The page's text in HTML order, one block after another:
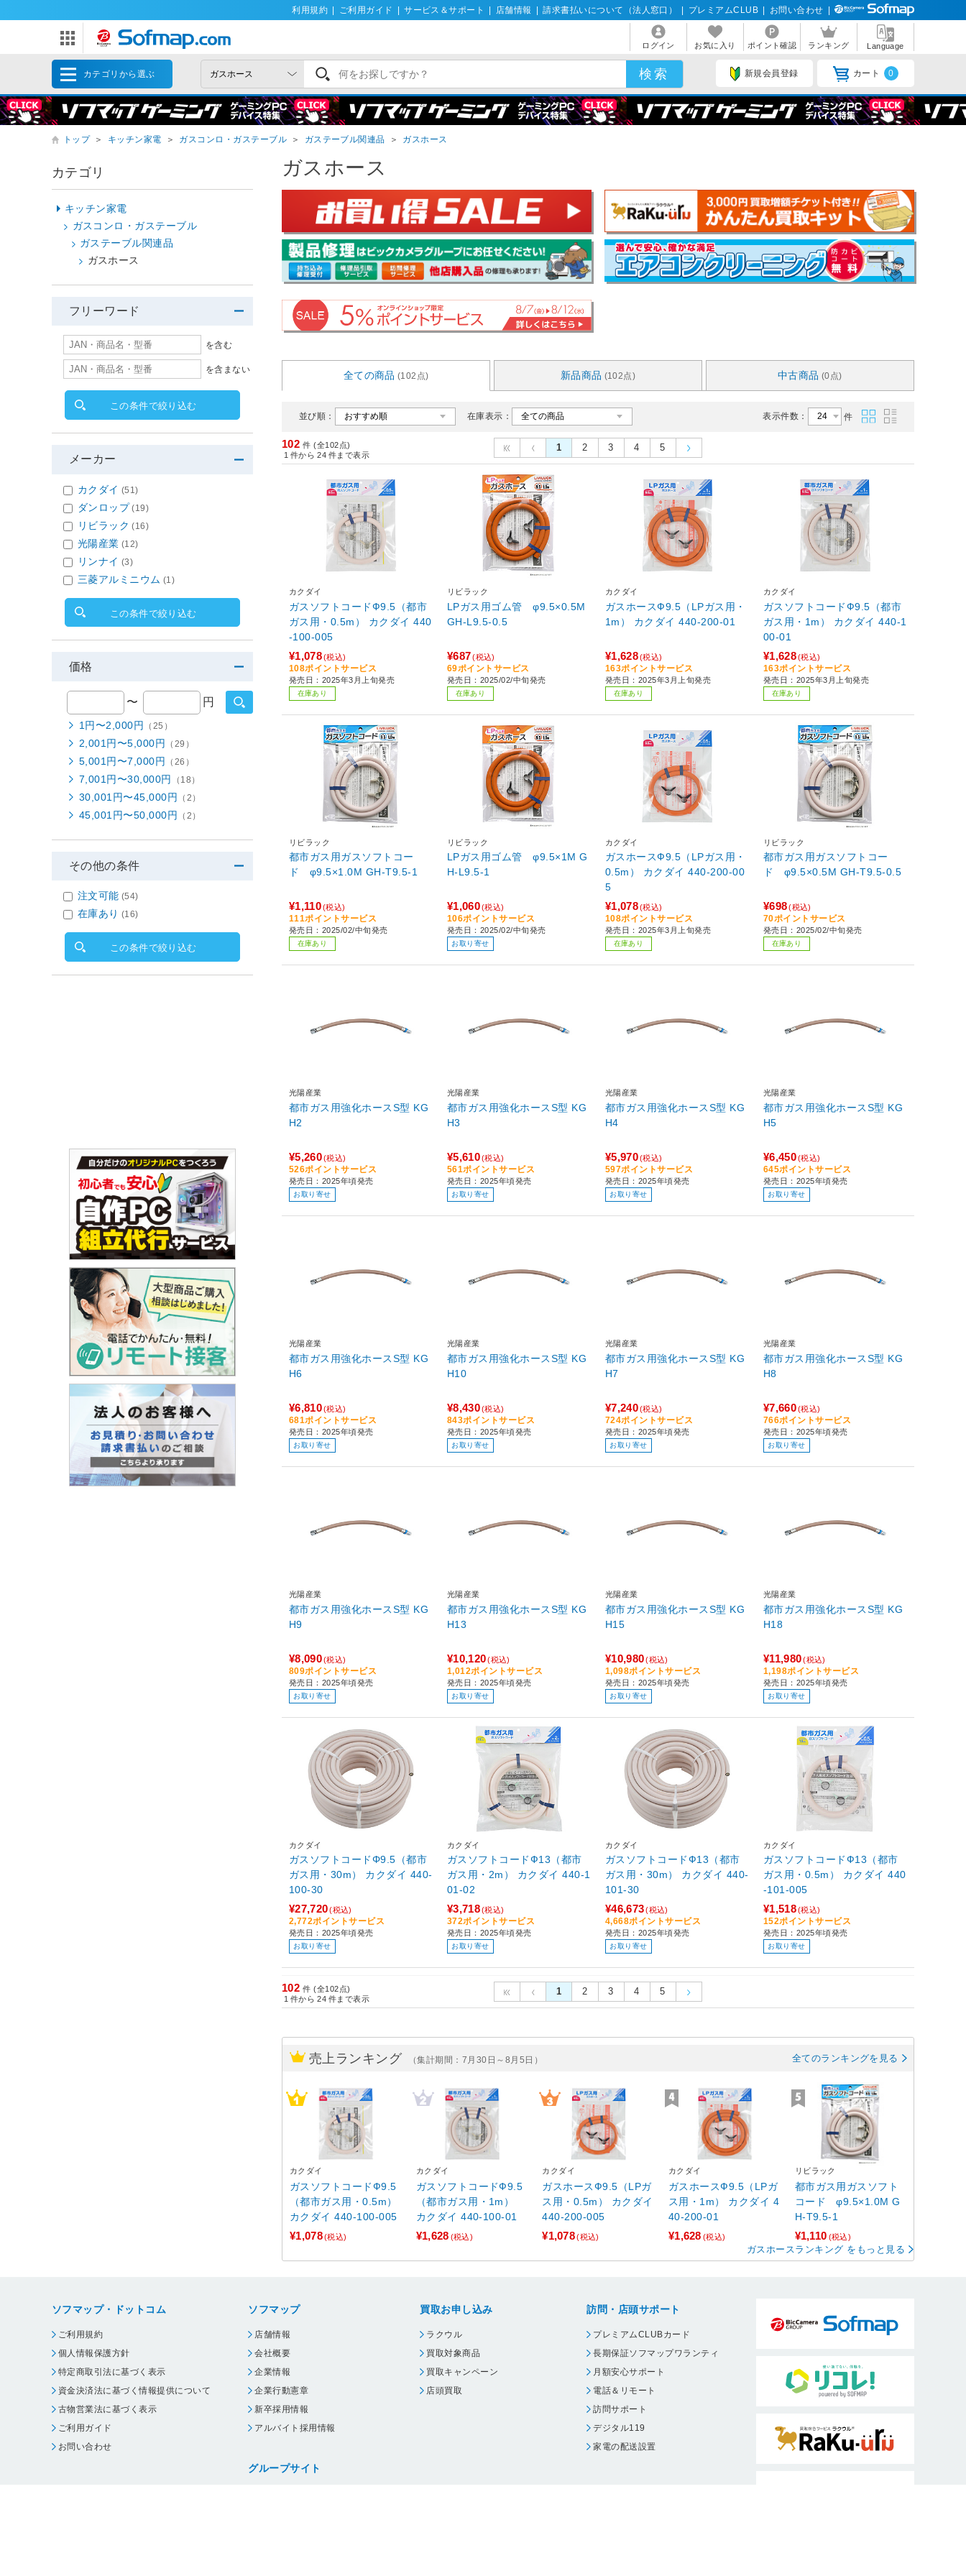
利用規約 ご利用ガイド サービス＆サポート 店舗情報 請求書払いについて（法人窓口） プレミアムCLUB お問い合わせ
ログイン お気に入り ポイント確認 ランキング Language
カテゴリから選ぶ 新規会員登録 カート 0
トップ ＞ キッチン家電 ＞ ガスコンロ・ガステーブル ＞ ガステーブル関連品 ＞ ガスホース
ガスホース
全ての商品 (102点) 新品商品 (102点) 中古商品 (0点)
並び順： 在庫表示： 表示件数： 件
102 件 (全102点)
1 件から 24 件まで表示
1 2 3 4 5
カクダイ
ガスソフトコードФ9.5（都市
ガス用・0.5m） カクダイ 440
-100-005
¥1,078(税込)
108ポイントサービス
発売日：2025年3月上旬発売
在庫あり
リビラック
LPガス用ゴム管 φ9.5×0.5M
GH-L9.5-0.5
¥687 (税込)
69ポイントサービス
発売日：2025/02/中旬発売
在庫あり
カクダイ
ガスホースФ9.5（LPガス用・
1m） カクダイ 440-200-01
¥1,628(税込)
163ポイントサービス
発売日：2025年3月上旬発売
在庫あり
カクダイ
ガスソフトコードФ9.5（都市
ガス用・1m） カクダイ 440-1
00-01
¥1,628(税込)
163ポイントサービス
発売日：2025年3月上旬発売
在庫あり
リビラック
都市ガス用ガスソフトコー
ド φ9.5×1.0M GH-T9.5-1
¥1,110(税込)
111ポイントサービス
発売日：2025/02/中旬発売
在庫あり
リビラック
LPガス用ゴム管 φ9.5×1M G
H-L9.5-1
¥1,060(税込)
106ポイントサービス
発売日：2025/02/中旬発売
お取り寄せ
カクダイ
ガスホースФ9.5（LPガス用・
0.5m） カクダイ 440-200-00
5
¥1,078(税込)
108ポイントサービス
発売日：2025年3月上旬発売
在庫あり
リビラック
都市ガス用ガスソフトコー
ド φ9.5×0.5M GH-T9.5-0.5
¥698 (税込)
70ポイントサービス
発売日：2025/02/中旬発売
在庫あり
光陽産業
都市ガス用強化ホースS型 KG
H2
¥5,260(税込)
526ポイントサービス
発売日：2025年頃発売
お取り寄せ
光陽産業
都市ガス用強化ホースS型 KG
H3
¥5,610(税込)
561ポイントサービス
発売日：2025年頃発売
お取り寄せ
光陽産業
都市ガス用強化ホースS型 KG
H4
¥5,970(税込)
597ポイントサービス
発売日：2025年頃発売
お取り寄せ
光陽産業
都市ガス用強化ホースS型 KG
H5
¥6,450(税込)
645ポイントサービス
発売日：2025年頃発売
お取り寄せ
光陽産業
都市ガス用強化ホースS型 KG
H6
¥6,810(税込)
681ポイントサービス
発売日：2025年頃発売
お取り寄せ
光陽産業
都市ガス用強化ホースS型 KG
H10
¥8,430(税込)
843ポイントサービス
発売日：2025年頃発売
お取り寄せ
光陽産業
都市ガス用強化ホースS型 KG
H7
¥7,240(税込)
724ポイントサービス
発売日：2025年頃発売
お取り寄せ
光陽産業
都市ガス用強化ホースS型 KG
H8
¥7,660(税込)
766ポイントサービス
発売日：2025年頃発売
お取り寄せ
光陽産業
都市ガス用強化ホースS型 KG
H9
¥8,090(税込)
809ポイントサービス
発売日：2025年頃発売
お取り寄せ
光陽産業
都市ガス用強化ホースS型 KG
H13
¥10,120(税込)
1,012ポイントサービス
発売日：2025年頃発売
お取り寄せ
光陽産業
都市ガス用強化ホースS型 KG
H15
¥10,980(税込)
1,098ポイントサービス
発売日：2025年頃発売
お取り寄せ
光陽産業
都市ガス用強化ホースS型 KG
H18
¥11,980(税込)
1,198ポイントサービス
発売日：2025年頃発売
お取り寄せ
カクダイ
ガスソフトコードΦ9.5（都市
ガス用・30m） カクダイ 440-
100-30
¥27,720(税込)
2,772ポイントサービス
発売日：2025年頃発売
お取り寄せ
カクダイ
ガスソフトコードФ13（都市
ガス用・2m） カクダイ 440-1
01-02
¥3,718(税込)
372ポイントサービス
発売日：2025年頃発売
お取り寄せ
カクダイ
ガスソフトコードФ13（都市
ガス用・30m） カクダイ 440-
101-30
¥46,673(税込)
4,668ポイントサービス
発売日：2025年頃発売
お取り寄せ
カクダイ
ガスソフトコードФ13（都市
ガス用・0.5m） カクダイ 440
-101-005
¥1,518(税込)
152ポイントサービス
発売日：2025年頃発売
お取り寄せ
102 件 (全102点)
1 件から 24 件まで表示
1 2 3 4 5
売上ランキング （集計期間：7月30日～8月5日） 全てのランキングを見る
カクダイ
ガスソフトコードФ9.5
（都市ガス用・0.5m）
カクダイ 440-100-005
¥1,078(税込)
カクダイ
ガスソフトコードФ9.5
（都市ガス用・1m）
カクダイ 440-100-01
¥1,628 (税込)
カクダイ
ガスホースФ9.5（LPガ
ス用・0.5m） カクダイ
440-200-005
¥1,078(税込)
カクダイ
ガスホースФ9.5（LPガ
ス用・1m） カクダイ 4
40-200-01
¥1,628 (税込)
リビラック
都市ガス用ガスソフト
コード φ9.5×1.0M G
H-T9.5-1
¥1,110 (税込)
ガスホースランキング をもっと見る
カテゴリ
キッチン家電
ガスコンロ・ガステーブル
ガステーブル関連品
ガスホース
フリーワード
を含む
を含まない
この条件で絞り込む
メーカー
カクダイ (51)
ダンロップ (19)
リビラック (16)
光陽産業 (12)
リンナイ (3)
三菱アルミニウム (1)
この条件で絞り込む
価格
〜 円
1円〜2,000円 （25）
2,001円〜5,000円 （29）
5,001円〜7,000円 （26）
7,001円〜30,000円 （18）
30,001円〜45,000円 （2）
45,001円〜50,000円 （2）
その他の条件
注文可能 (54)
在庫あり (16)
この条件で絞り込む
ソフマップ・ドットコム
ご利用規約
個人情報保護方針
特定商取引法に基づく表示
資金決済法に基づく情報提供について
古物営業法に基づく表示
ご利用ガイド
お問い合わせ
ソフマップ
店舗情報
会社概要
企業情報
企業行動憲章
新卒採用情報
アルバイト採用情報
グループサイト
買取お申し込み
ラクウル
買取対象商品
買取キャンペーン
店頭買取
訪問・店頭サポート
プレミアムCLUBカード
長期保証ソフマップワランティ
月額安心サポート
電話＆リモート
訪問サポート
デジタル119
家電の配送設置